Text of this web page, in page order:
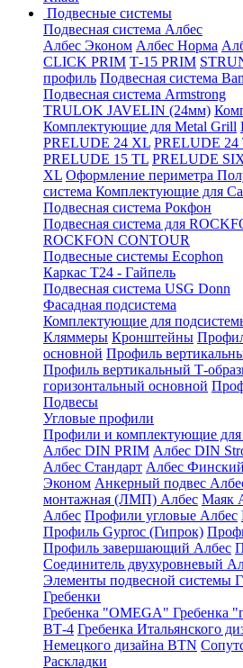
Подвесные системы
Подвесная система Албес
Албес Эконом Албес Норма
CLICK PRIM Т-15 PRIM
профиль Подвесная система
Подвесная система Armstrong
TRULOK JAVELIN (24мм)
Комплектующие для Metal Grill
PRELUDE 24 XL PRELUDE
PRELUDE 15 TL PRELUDE
XL Оформление периметра
система Комплектующие для
Подвесная система Рокфон
Подвесная система для
ROCKFON CONTOUR
Подвесные системы Ecophon
Каркас Т24 - Гайпель
Подвесная система USG Donn
Фасадная подсистема
Комплектующие для
Кляммеры Кронштейны
основной Профиль
Профиль вертикальный Т-
горизонтальный основной
Подвесы
Угловые профили
Профили и комплектующие
Албес DIN PRIM Албес DIN
Албес Стандарт Албес
Эконом Анкерный подвес
монтажная (ЛМП) Албес Маяк
Албес Профили угловые Албес
Профиль Gyproc (Гипрок)
Профиль завершающий Албес
Соединитель двухуровневый
Элементы подвесной системы
Гребенки
Гребенка "OMEGA" Гребенка
ВТ-4 Гребенка Итальянского
Немецкого дизайна ВТN
Раскладки